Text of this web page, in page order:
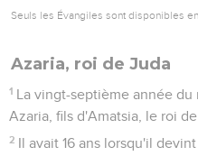
Seuls les Évangiles sont disponibles
Azaria, roi de Juda
1 La vingt-septième année du
Azaria, fils d'Amatsia, le roi
2 Il avait 16 ans lorsqu'il